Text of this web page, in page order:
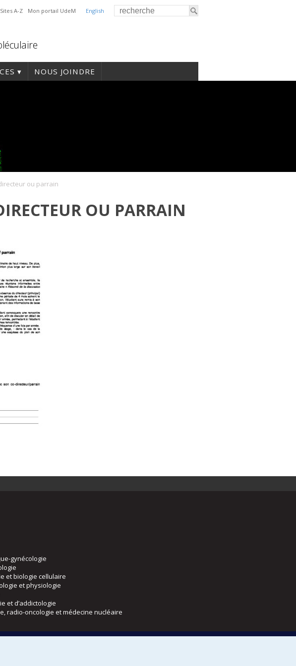
English
Sites A-Z Mon portail UdeM
NOUS JOINDRE
ou parrain
OU PARRAIN
gynécologie
et biologie cellulaire
et physiologie
et d’addictologie
radio-oncologie et médecine nucléaire